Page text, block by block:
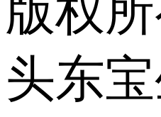
版权
头东